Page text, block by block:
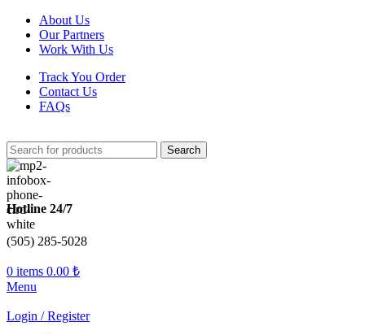
About Us
Our Partners
Work With Us
Track You Order
Contact Us
FAQs
Search
Hotline 24/7
(505) 285-5028
0 items 0.00 ₺
Menu
Login / Register